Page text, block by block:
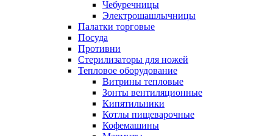
Чебуречницы
Электрошашлычницы
Палатки торговые
Посуда
Противни
Стерилизаторы для ножей
Тепловое оборудование
Витрины тепловые
Зонты вентиляционные
Кипятильники
Котлы пищеварочные
Кофемашины